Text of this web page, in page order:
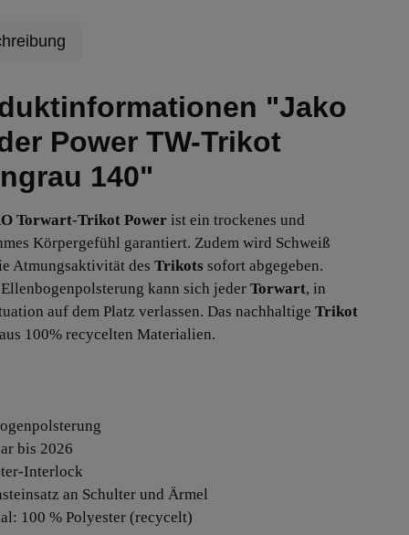
"Jako
Power TW-Trikot
140"
Torwart-Trikot Power ist ein trockenes und
Körpergefühl garantiert. Zudem wird Schweiß
Atmungsaktivität des Trikots sofort abgegeben.
kann sich jeder Torwart, in
auf dem Platz verlassen. Das nachhaltige Trikot
100% recycelten Materialien.
bis 2026
Interlock
an Schulter und Ärmel
100 % Polyester (recycelt)